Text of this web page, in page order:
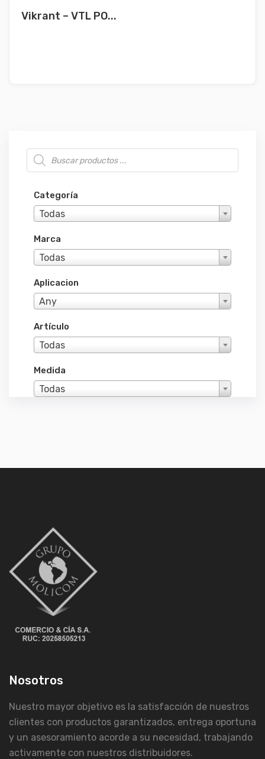
Búsqueda de productos
Categoría
Todas
Marca
Todas
Aplicacion
Any
Artículo
Todas
Medida
Todas
Vikrant – VTL PO...
Nosotros
Nuestro mayor objetivo es la satisfacción de nuestros
clientes con productos garantizados, entrega oportuna
y un asesoramiento acorde a su necesidad, trabajando
activamente con nuestros distribuidores.